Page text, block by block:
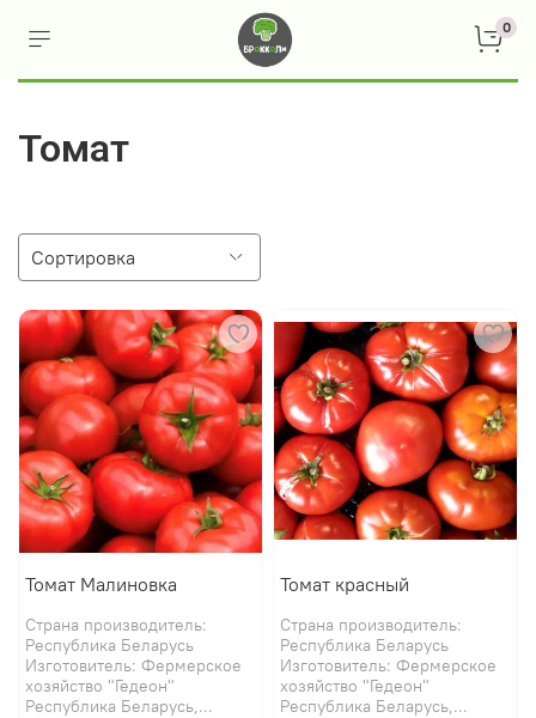
0
Томат
Томат Малиновка
Страна производитель:
Республика Беларусь
Изготовитель: Фермерское
хозяйство "Гедеон"
Республика Беларусь,...
Томат красный
Страна производитель:
Республика Беларусь
Изготовитель: Фермерское
хозяйство "Гедеон"
Республика Беларусь,...